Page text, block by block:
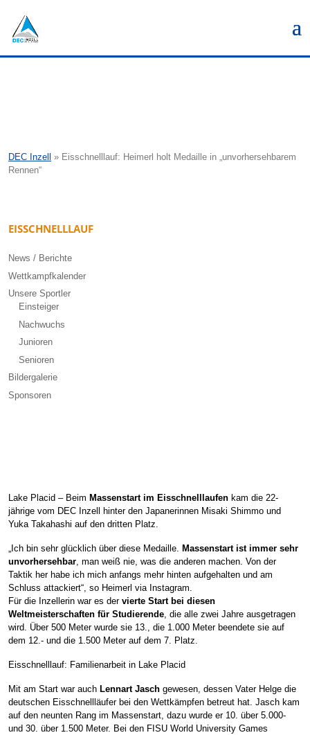
DEC Inzell » Eisschnelllauf: Heimerl holt Medaille in „unvorhersehbarem
Rennen“
EISSCHNELLLAUF
News / Berichte
Wettkampfkalender
Unsere Sportler
Einsteiger
Nachwuchs
Junioren
Senioren
Bildergalerie
Sponsoren
Lake Placid – Beim Massenstart im Eisschnelllaufen kam die 22-
jährige vom DEC Inzell hinter den Japanerinnen Misaki Shimmo und
Yuka Takahashi auf den dritten Platz.
„Ich bin sehr glücklich über diese Medaille. Massenstart ist immer sehr
unvorhersehbar, man weiß nie, was die anderen machen. Von der
Taktik her habe ich mich anfangs mehr hinten aufgehalten und am
Schluss attackiert“, so Heimerl via Instagram.
Für die Inzellerin war es der vierte Start bei diesen
Weltmeisterschaften für Studierende, die alle zwei Jahre ausgetragen
wird. Über 500 Meter wurde sie 13., die 1.000 Meter beendete sie auf
dem 12.- und die 1.500 Meter auf dem 7. Platz.
Eisschnelllauf: Familienarbeit in Lake Placid
Mit am Start war auch Lennart Jasch gewesen, dessen Vater Helge die
deutschen Eisschnellläufer bei den Wettkämpfen betreut hat. Jasch kam
auf den neunten Rang im Massenstart, dazu wurde er 10. über 5.000-
und 30. über 1.500 Meter. Bei den FISU World University Games